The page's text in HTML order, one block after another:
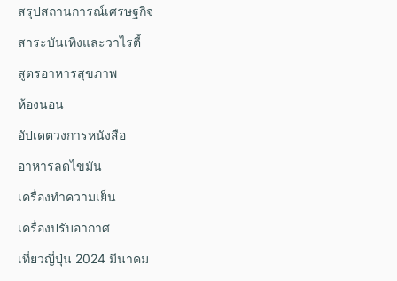
สรุปสถานการณ์เศรษฐกิจ
สาระบันเทิงและวาไรตี้
สูตรอาหารสุขภาพ
ห้องนอน
อัปเดตวงการหนังสือ
อาหารลดไขมัน
เครื่องทำความเย็น
เครื่องปรับอากาศ
เที่ยวญี่ปุ่น 2024 มีนาคม